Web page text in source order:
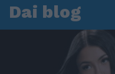
Dai blog